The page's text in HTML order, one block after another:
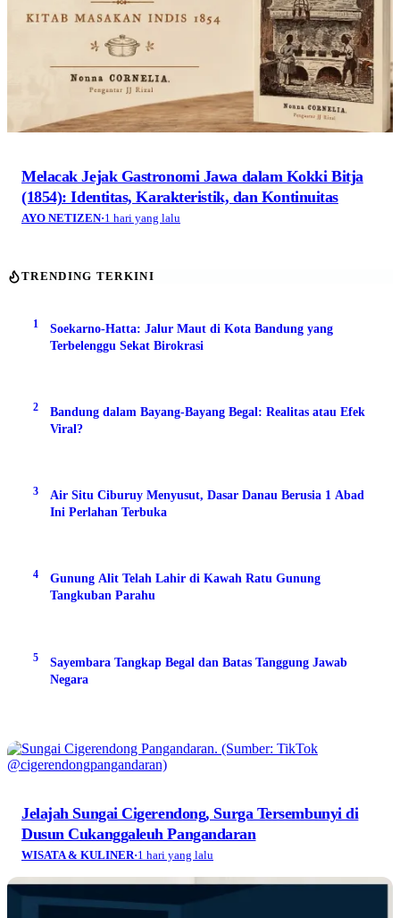
Melacak Jejak Gastronomi Jawa dalam Kokki Bitja
(1854): Identitas, Karakteristik, dan Kontinuitas
AYO NETIZEN·1 hari yang lalu
TRENDING TERKINI
1
Soekarno-Hatta: Jalur Maut di Kota Bandung yang
Terbelenggu Sekat Birokrasi
2
Bandung dalam Bayang-Bayang Begal: Realitas atau Efek
Viral?
3
Air Situ Ciburuy Menyusut, Dasar Danau Berusia 1 Abad
Ini Perlahan Terbuka
4
Gunung Alit Telah Lahir di Kawah Ratu Gunung
Tangkuban Parahu
5
Sayembara Tangkap Begal dan Batas Tanggung Jawab
Negara
Jelajah Sungai Cigerendong, Surga Tersembunyi di
Dusun Cukanggaleuh Pangandaran
WISATA & KULINER·1 hari yang lalu